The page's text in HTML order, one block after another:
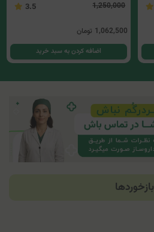
1,250,000
3.5
1,062,500 تومان
اضافه کردن به سبد خرید
بازخوردها